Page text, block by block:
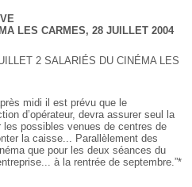
LES CARMES, 28 JUILLET 2004
2 SALARIÉS DU CINÉMA LES
midi il est prévu que le
d’opérateur, devra assurer seul la
possibles venues de centres de
la caisse... Parallèlement des
que pour les deux séances du
à la rentrée de septembre.”*